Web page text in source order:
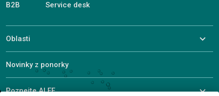
B2B Service desk
Oblasti
Novinky z ponorky
Poznejte ALEF